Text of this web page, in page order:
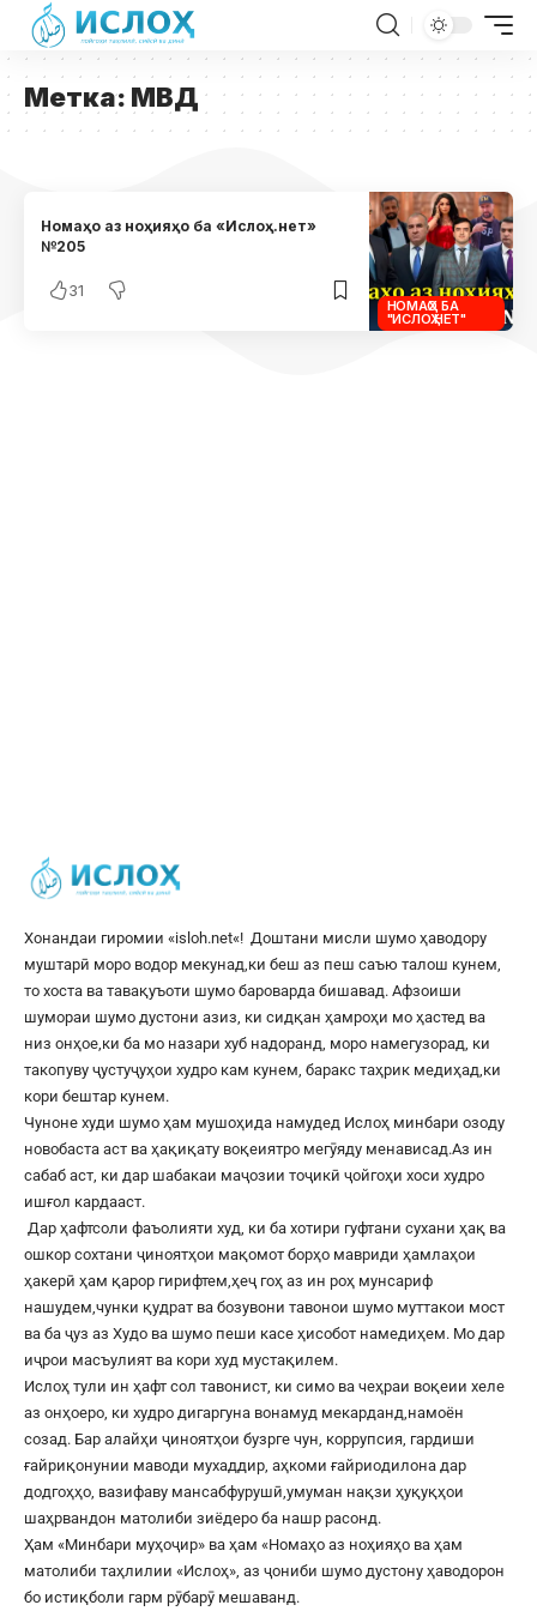
Метка: МВД
НОМАҲО БА
"ИСЛОҲ.НЕТ"
Номаҳо аз ноҳияҳо ба «Ислоҳ.нет»
№205
31
Хонандаи гиромии «isloh.net«! Доштани мисли шумо ҳаводору
муштарӣ моро водор мекунад,ки беш аз пеш саъю талош кунем,
то хоста ва тавақуъоти шумо бароварда бишавад. Афзоиши
шумораи шумо дустони азиз, ки сидқан ҳамроҳи мо ҳастед ва
низ онҳое,ки ба мо назари хуб надоранд, моро намегузорад, ки
такопуву ҷустуҷуҳои худро кам кунем, баракс таҳрик медиҳад,ки
кори бештар кунем.
Чуноне худи шумо ҳам мушоҳида намудед Ислоҳ минбари озоду
новобаста аст ва ҳақиқату воқеиятро мегӯяду менависад.Аз ин
сабаб аст, ки дар шабакаи маҷозии тоҷикӣ ҷойгоҳи хоси худро
ишғол кардааст.
Дар ҳафтсоли фаъолияти худ, ки ба хотири гуфтани сухани ҳақ ва
ошкор сохтани ҷиноятҳои мақомот борҳо мавриди ҳамлаҳои
ҳакерӣ ҳам қарор гирифтем,ҳеҷ гоҳ аз ин роҳ мунсариф
нашудем,чунки қудрат ва бозувони тавонои шумо муттакои мост
ва ба ҷуз аз Худо ва шумо пеши касе ҳисобот намедиҳем. Мо дар
иҷрои масъулият ва кори худ мустақилем.
Ислоҳ тули ин ҳафт сол тавонист, ки симо ва чеҳраи воқеии хеле
аз онҳоеро, ки худро дигаргуна вонамуд мекарданд,намоён
созад. Бар алайҳи ҷиноятҳои бузрге чун, коррупсия, гардиши
ғайриқонунии маводи мухаддир, аҳкоми ғайриодилона дар
додгоҳҳо, вазифаву мансабфурушӣ,умуман нақзи ҳуқуқҳои
шаҳрвандон матолиби зиёдеро ба нашр расонд.
Ҳам «Минбари муҳоҷир» ва ҳам «Номаҳо аз ноҳияҳо ва ҳам
матолиби таҳлилии «Ислоҳ», аз ҷониби шумо дустону ҳаводорон
бо истиқболи гарм рӯбарӯ мешаванд.